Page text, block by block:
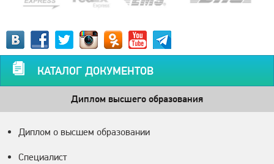
КАТАЛОГ ДОКУМЕНТОВ
Диплом высшего образования
Диплом о высшем образовании
Специалист